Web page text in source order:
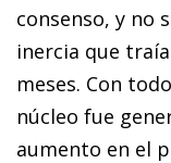
consenso, y no
inercia que
meses. Con
núcleo fue
aumento en el